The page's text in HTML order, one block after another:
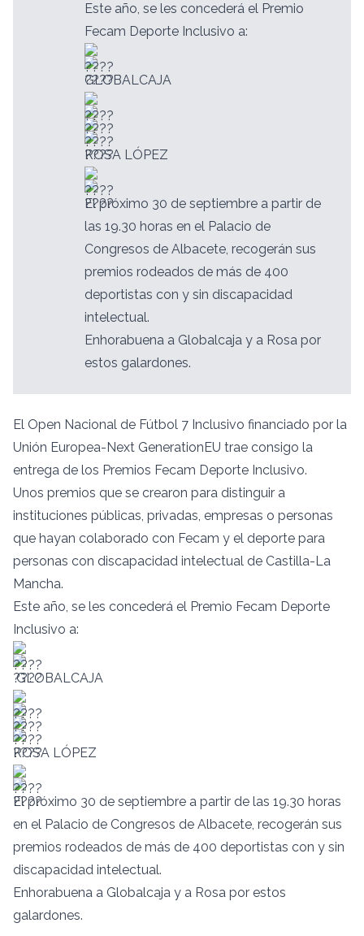
Este año, se les concederá el Premio
Fecam Deporte Inclusivo a:
GLOBALCAJA
ROSA LÓPEZ
El próximo 30 de septiembre a partir de
las 19.30 horas en el Palacio de
Congresos de Albacete, recogerán sus
premios rodeados de más de 400
deportistas con y sin discapacidad
intelectual.
Enhorabuena a Globalcaja y a Rosa por
estos galardones.
El Open Nacional de Fútbol 7 Inclusivo financiado por la
Unión Europea-Next GenerationEU trae consigo la
entrega de los Premios Fecam Deporte Inclusivo.
Unos premios que se crearon para distinguir a
instituciones públicas, privadas, empresas o personas
que hayan colaborado con Fecam y el deporte para
personas con discapacidad intelectual de Castilla-La
Mancha.
Este año, se les concederá el Premio Fecam Deporte
Inclusivo a:
GLOBALCAJA
ROSA LÓPEZ
El próximo 30 de septiembre a partir de las 19.30 horas
en el Palacio de Congresos de Albacete, recogerán sus
premios rodeados de más de 400 deportistas con y sin
discapacidad intelectual.
Enhorabuena a Globalcaja y a Rosa por estos
galardones.